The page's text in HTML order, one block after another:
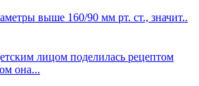
выше 160/90 мм рт. ст., значит..
лицом поделилась рецептом
она...